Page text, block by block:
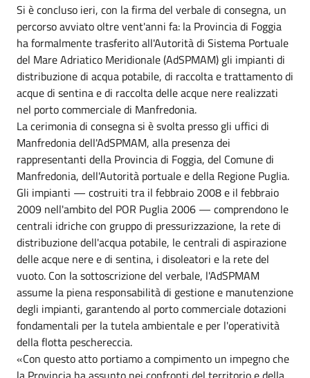
Si è concluso ieri, con la firma del verbale di consegna, un
percorso avviato oltre vent'anni fa: la Provincia di Foggia
ha formalmente trasferito all'Autorità di Sistema Portuale
del Mare Adriatico Meridionale (AdSPMAM) gli impianti di
distribuzione di acqua potabile, di raccolta e trattamento di
acque di sentina e di raccolta delle acque nere realizzati
nel porto commerciale di Manfredonia.
La cerimonia di consegna si è svolta presso gli uffici di
Manfredonia dell'AdSPMAM, alla presenza dei
rappresentanti della Provincia di Foggia, del Comune di
Manfredonia, dell'Autorità portuale e della Regione Puglia.
Gli impianti — costruiti tra il febbraio 2008 e il febbraio
2009 nell'ambito del POR Puglia 2006 — comprendono le
centrali idriche con gruppo di pressurizzazione, la rete di
distribuzione dell'acqua potabile, le centrali di aspirazione
delle acque nere e di sentina, i disoleatori e la rete del
vuoto. Con la sottoscrizione del verbale, l'AdSPMAM
assume la piena responsabilità di gestione e manutenzione
degli impianti, garantendo al porto commerciale dotazioni
fondamentali per la tutela ambientale e per l'operatività
della flotta peschereccia.
«Con questo atto portiamo a compimento un impegno che